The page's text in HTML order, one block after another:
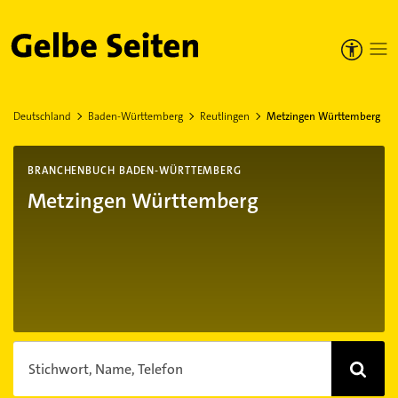
Gelbe Seiten
Deutschland Baden-Württemberg Reutlingen Metzingen Württemberg
BRANCHENBUCH BADEN-WÜRTTEMBERG
Metzingen Württemberg
Stichwort, Name, Telefon